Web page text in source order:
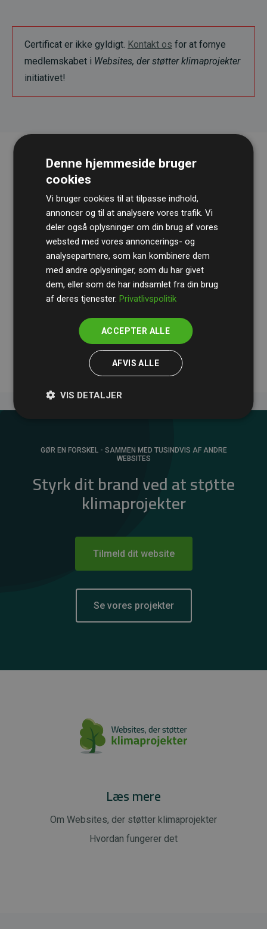
Certificat er ikke gyldigt. Kontakt os for at fornye
medlemskabet i Websites, der støtter klimaprojekter
initiativet!
RevisionshusetBDOgennemgår løbende vores
beregninger og metode for at sikre gennemsigtighed
og pålidelighed.
Deres revision dokumenterer, at vores investeringer i
medlemmernes websites estimerede CO₂-
GØR EN FORSKEL - SAMMEN MED TUSINDVIS AF ANDRE
WEBSITES
Styrk dit brand ved at støtte
klimaprojekter
Tilmeld dit website
Se vores projekter
Læs mere
Om Websites, der støtter klimaprojekter
Hvordan fungerer det
Denne hjemmeside bruger
cookies
Vi bruger cookies til at tilpasse indhold,
annoncer og til at analysere vores trafik. Vi
deler også oplysninger om din brug af vores
websted med vores annoncerings- og
analysepartnere, som kan kombinere dem
med andre oplysninger, som du har givet
dem, eller som de har indsamlet fra din brug
af deres tjenester.Privatlivspolitik
ACCEPTER ALLE
AFVIS ALLE
VIS DETALJER